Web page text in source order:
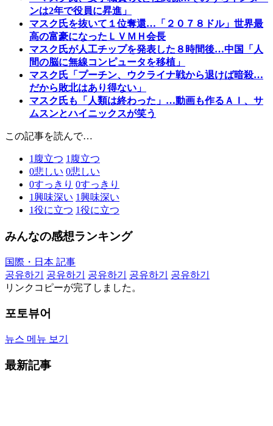
ンは2年で役員に昇進」
マスク氏を抜いて１位奪還…「２０７８ドル」世界最
高の富豪になったＬＶＭＨ会長
マスク氏が人工チップを発表した８時間後…中国「人
間の脳に無線コンピュータを移植」
マスク氏「プーチン、ウクライナ戦から退けば暗殺…
だから敗北はあり得ない」
マスク氏も「人類は終わった」…動画も作るＡＩ、サ
ムスンとハイニックスが笑う
この記事を読んで…
1 腹立つ 1 腹立つ
0悲しい 0悲しい
0すっきり 0すっきり
1興味深い 1興味深い
1役に立つ 1役に立つ
みんなの感想ランキング
国際・日本 記事
공유하기
공유하기 공유하기 공유하기
공유하기
リンクコピーが完了しました。
포토뷰어
뉴스 메뉴 보기
最新記事